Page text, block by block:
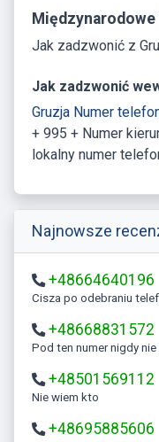
Jak zadzwonić z
Jak zadzwonić
Gruzja Numer
+ 995 + Numer
lokalny numer
Najnowsze
+48664640196
Cisza po odebraniu
+48668831572
Pod ten numer nigdy
+48501569112
Nie wiem kto
+48695885606